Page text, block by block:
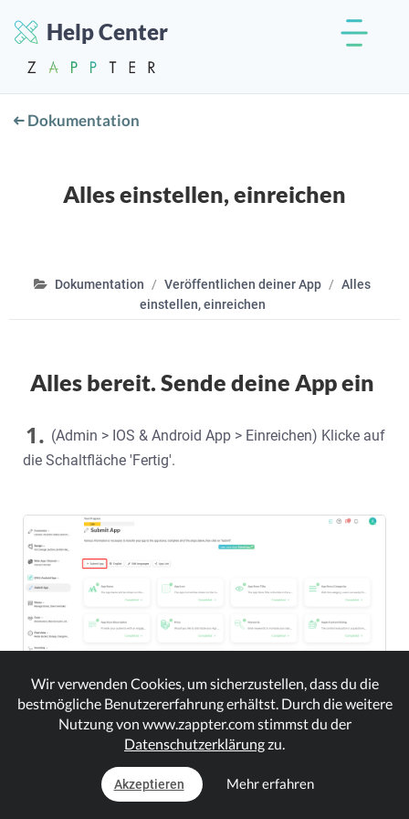
Help Center
Dokumentation
Alles einstellen, einreichen
Dokumentation Veröffentlichen deiner App
Alles
einstellen, einreichen
Alles bereit. Sende deine App ein
1. (Admin > IOS & Android App > Einreichen) Klicke auf
die Schaltfläche 'Fertig'.
Klicke auf 'Fertig', und unten kommt eine
Bestätigung deiner Anmeldung.
Wir verwenden Cookies, um sicherzustellen, dass du die
bestmögliche Benutzererfahrung erhältst. Durch die weitere
Nutzung von www.zappter.com stimmst du der
Datenschutzerklärungzu.
Akzeptieren Mehr erfahren